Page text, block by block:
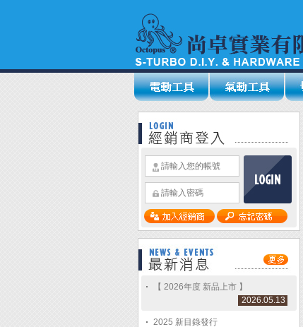
【 2026年度 新品上市 】
2026.05.13
2025 新目錄發行